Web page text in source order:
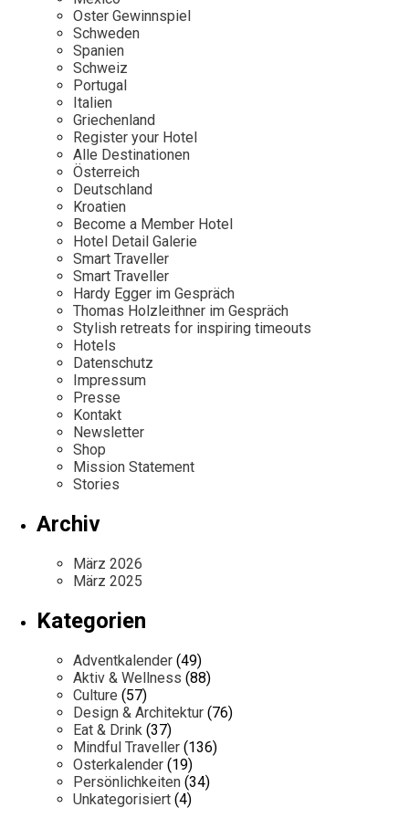
Mexico
Niederlande
Österreich
Portugal
Schweden
Spanien
Schweiz
Persönlichkeiten
Our Story
Career
Kontakt
Impressum
Oster Gewinnspiel
Schweden
Spanien
Schweiz
Portugal
Italien
Griechenland
Register your Hotel
Alle Destinationen
Österreich
Deutschland
Kroatien
Become a Member Hotel
Hotel Detail Galerie
Smart Traveller
Smart Traveller
Hardy Egger im Gespräch
Thomas Holzleithner im Gespräch
Stylish retreats for inspiring timeouts
Hotels
Datenschutz
Impressum
Presse
Kontakt
Newsletter
Shop
Mission Statement
Stories
Archiv
März 2026
März 2025
Kategorien
Adventkalender (49)
Aktiv & Wellness (88)
Culture (57)
Design & Architektur (76)
Eat & Drink (37)
Mindful Traveller (136)
Osterkalender (19)
Persönlichkeiten (34)
Unkategorisiert (4)